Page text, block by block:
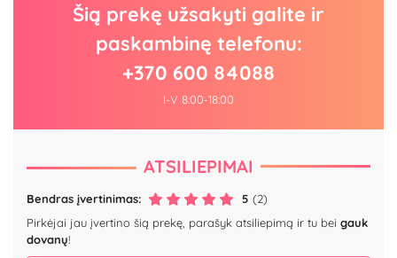
Šią prekę užsakyti galite ir
paskambinę telefonu:
+370 600 84088
I-V 8:00-18:00
ATSILIEPIMAI
Bendras įvertinimas: 5 (2)
Pirkėjai jau įvertino šią prekę, parašyk atsiliepimą ir tu bei gauk
dovanų!